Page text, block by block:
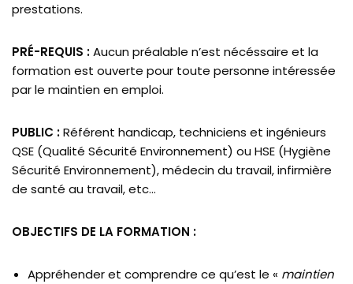
prestations.
PRÉ-REQUIS :Aucun préalable n’est nécéssaire et la
formation est ouverte pour toute personne intéressée
par le maintien en emploi.
PUBLIC :Référent handicap, techniciens et ingénieurs
QSE (Qualité Sécurité Environnement) ou HSE (Hygiène
Sécurité Environnement), médecin du travail, infirmière
de santé au travail, etc…
OBJECTIFS DE LA FORMATION :
Appréhender et comprendre ce qu’est le « maintien